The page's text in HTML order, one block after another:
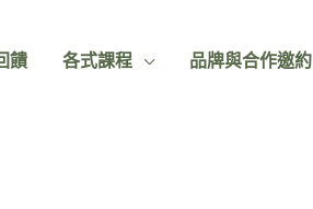
饋 各式課程 品牌與合作邀約